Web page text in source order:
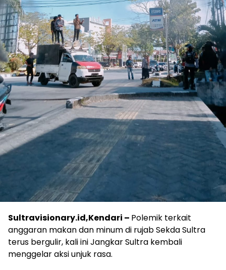
Sultravisionary.id,Kendari – Polemik terkait
anggaran makan dan minum di rujab Sekda Sultra
terus bergulir, kali ini Jangkar Sultra kembali
menggelar aksi unjuk rasa.